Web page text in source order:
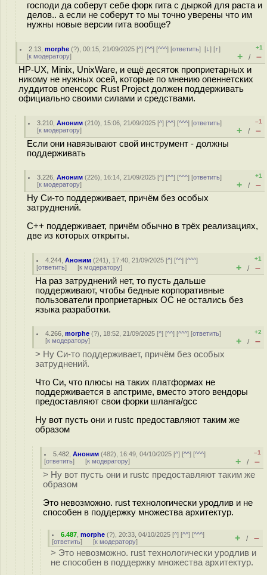
господи да соберут себе форк гита с дыркой для раста и
делов.. а если не соберут то мы точно уверены что им
нужны новые версии гита вообще?
2.13 ,morphe (?), 00:15, 21/09/2025 [^] [^^] [^^^] [ответить][↓] [↑]
[к модератору]
+1
+ / –
HP-UX, Minix, UnixWare, и ещё десяток проприетарных и
никому не нужных осей, которые по мнению опеннетских
луддитов опенсорс Rust Project должен поддерживать
официально своими силами и средствами.
3.210 ,Аноним (210), 15:06, 21/09/2025 [^] [^^] [^^^] [ответить]
[к модератору]
–1
+ / –
Если они навязывают свой инструмент - должны
поддерживать
3.226 ,Аноним (226), 16:14, 21/09/2025 [^] [^^] [^^^] [ответить]
[к модератору]
+1
+ / –
Ну Си-то поддерживает, причём без особых
затруднений.
С++ поддерживает, причём обычно в трёх реализациях,
две из которых открыты.
4.244 ,Аноним (241), 17:40, 21/09/2025 [^] [^^] [^^^]
[ответить] [к модератору]
+1
+ / –
На раз затруднений нет, то пусть дальше
поддерживают, чтобы бедные корпоративные
пользователи проприетарных ОС не остались без
языка разработки.
4.266 ,morphe (?), 18:52, 21/09/2025 [^] [^^] [^^^] [ответить]
[к модератору]
+2
+ / –
> Ну Си-то поддерживает, причём без особых
затруднений.
Что Си, что плюсы на таких платформах не
поддерживается в апстриме, вместо этого вендоры
предоставляют свои форки шланга/gcc
Ну вот пусть они и rustc предоставляют таким же
образом
5.482 ,Аноним (482), 16:49, 04/10/2025 [^] [^^] [^^^]
[ответить] [к модератору]
–1
+ / –
> Ну вот пусть они и rustc предоставляют таким же
образом
Это невозможно. rust технологически уродлив и не
способен в поддержку множества архитектур.
6.487 ,morphe (?), 20:33, 04/10/2025 [^] [^^] [^^^]
[ответить] [к модератору] + / –
> Это невозможно. rust технологически уродлив и
не способен в поддержку множества архитектур.